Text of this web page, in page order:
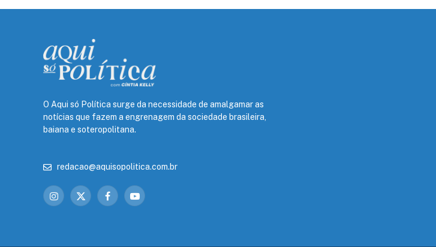
O Aqui só Política surge da necessidade de amalgamar as
notícias que fazem a engrenagem da sociedade brasileira,
baiana e soteropolitana.
redacao@aquisopolitica.com.br
Instagram
X
FacebookYouTube